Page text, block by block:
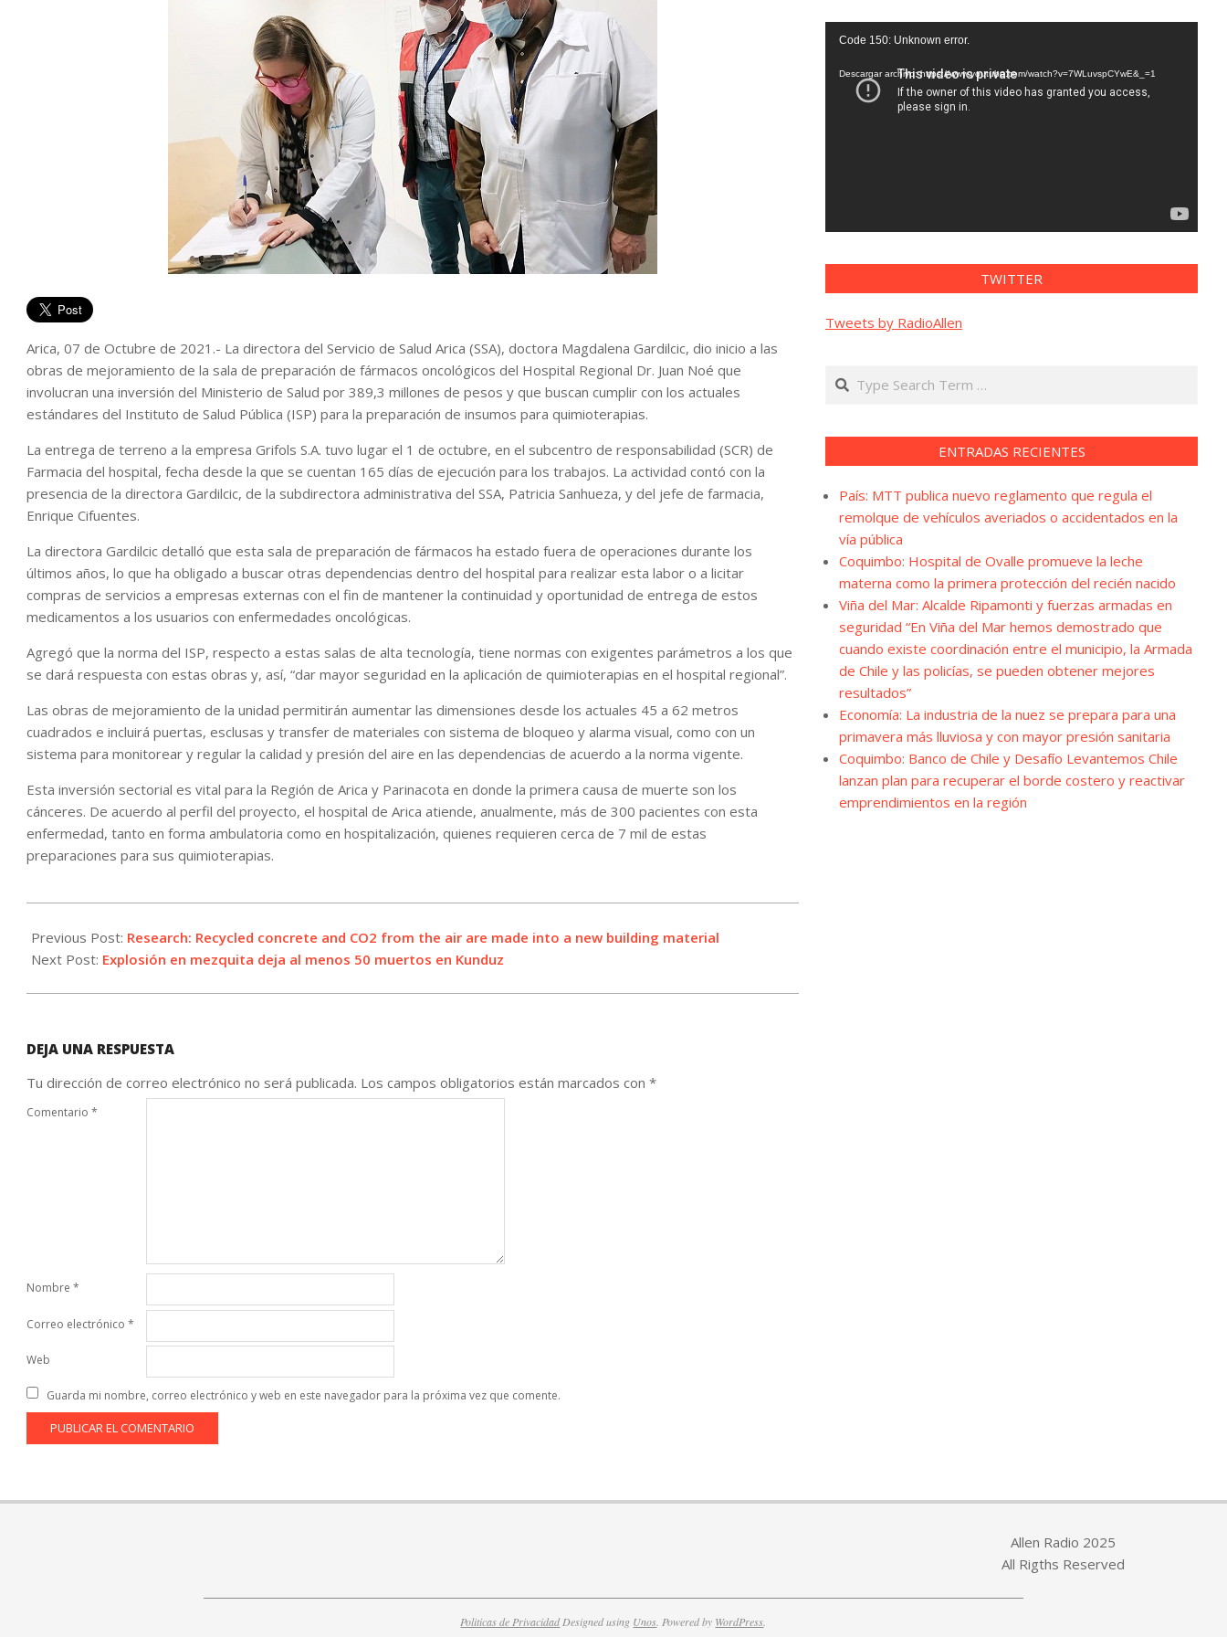
Arica, 07 de Octubre de 2021.- La directora del Servicio de Salud Arica (SSA), doctora Magdalena Gardilcic, dio inicio a las
obras de mejoramiento de la sala de preparación de fármacos oncológicos del Hospital Regional Dr. Juan Noé que
involucran una inversión del Ministerio de Salud por 389,3 millones de pesos y que buscan cumplir con los actuales
estándares del Instituto de Salud Pública (ISP) para la preparación de insumos para quimioterapias.
La entrega de terreno a la empresa Grifols S.A. tuvo lugar el 1 de octubre, en el subcentro de responsabilidad (SCR) de
Farmacia del hospital, fecha desde la que se cuentan 165 días de ejecución para los trabajos. La actividad contó con la
presencia de la directora Gardilcic, de la subdirectora administrativa del SSA, Patricia Sanhueza, y del jefe de farmacia,
Enrique Cifuentes.
La directora Gardilcic detalló que esta sala de preparación de fármacos ha estado fuera de operaciones durante los
últimos años, lo que ha obligado a buscar otras dependencias dentro del hospital para realizar esta labor o a licitar
compras de servicios a empresas externas con el fin de mantener la continuidad y oportunidad de entrega de estos
medicamentos a los usuarios con enfermedades oncológicas.
Agregó que la norma del ISP, respecto a estas salas de alta tecnología, tiene normas con exigentes parámetros a los que
se dará respuesta con estas obras y, así, “dar mayor seguridad en la aplicación de quimioterapias en el hospital regional”.
Las obras de mejoramiento de la unidad permitirán aumentar las dimensiones desde los actuales 45 a 62 metros
cuadrados e incluirá puertas, esclusas y transfer de materiales con sistema de bloqueo y alarma visual, como con un
sistema para monitorear y regular la calidad y presión del aire en las dependencias de acuerdo a la norma vigente.
Esta inversión sectorial es vital para la Región de Arica y Parinacota en donde la primera causa de muerte son los
cánceres. De acuerdo al perfil del proyecto, el hospital de Arica atiende, anualmente, más de 300 pacientes con esta
enfermedad, tanto en forma ambulatoria como en hospitalización, quienes requieren cerca de 7 mil de estas
preparaciones para sus quimioterapias.
10-
08
Previous Post: Research: Recycled concrete and CO2 from the air are made into a new building material
Next Post: Explosión en mezquita deja al menos 50 muertos en Kunduz
DEJA UNA RESPUESTA
Tu dirección de correo electrónico no será publicada. Los campos obligatorios están marcados con *
Comentario *
Nombre *
Correo electrónico *
Web
Guarda mi nombre, correo electrónico y web en este navegador para la próxima vez que comente.
Reproductor
vídeo
Code 150: Unknown error.
Descargar archivo: https://www.youtube.com/watch?v=7WLuvspCYwE&_=1
TWITTER
Tweets by RadioAllen
Search
ENTRADAS RECIENTES
País: MTT publica nuevo reglamento que regula el
remolque de vehículos averiados o accidentados en la
vía pública
Coquimbo: Hospital de Ovalle promueve la leche
materna como la primera protección del recién nacido
Viña del Mar: Alcalde Ripamonti y fuerzas armadas en
seguridad “En Viña del Mar hemos demostrado que
cuando existe coordinación entre el municipio, la Armada
de Chile y las policías, se pueden obtener mejores
resultados”
Economía: La industria de la nuez se prepara para una
primavera más lluviosa y con mayor presión sanitaria
Coquimbo: Banco de Chile y Desafío Levantemos Chile
lanzan plan para recuperar el borde costero y reactivar
emprendimientos en la región
Allen Radio 2025
All Rigths Reserved
Politicas de Privacidad Designed using Unos . Powered by WordPress